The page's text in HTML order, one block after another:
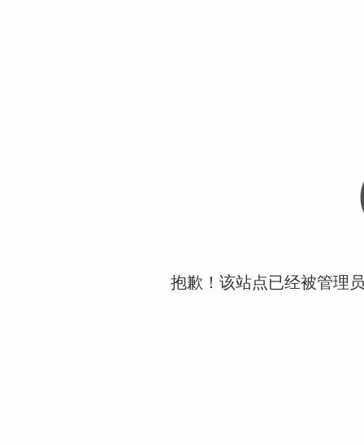
抱歉！该站点已经被管理